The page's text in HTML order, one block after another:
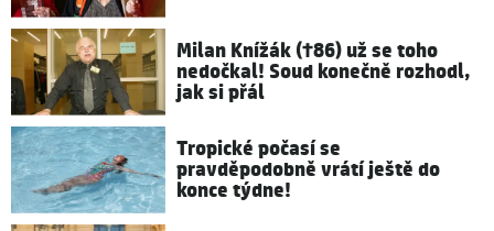
Milan Knížák (†86) už se toho
nedočkal! Soud konečně rozhodl,
jak si přál
Tropické počasí se
pravděpodobně vrátí ještě do
konce týdne!